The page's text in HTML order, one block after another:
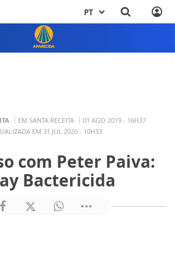
PT
EM SANTA RECEITA
01 AGO 2019 - 16H37
EM 31 JUL 2020 - 10H33
com Peter Paiva:
Bactericida